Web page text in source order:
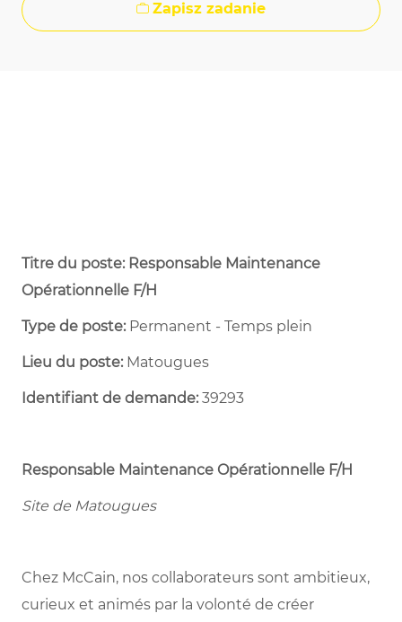
Zapisz zadanie
Titre du poste: Responsable Maintenance
Opérationnelle F/H
Type de poste:Permanent - Temps plein ​
Lieu du poste:Matougues
Identifiant de demande:39293
Responsable Maintenance Opérationnelle F/H
Site de Matougues
Chez McCain, nos collaborateurs sont ambitieux,
curieux et animés par la volonté de créer